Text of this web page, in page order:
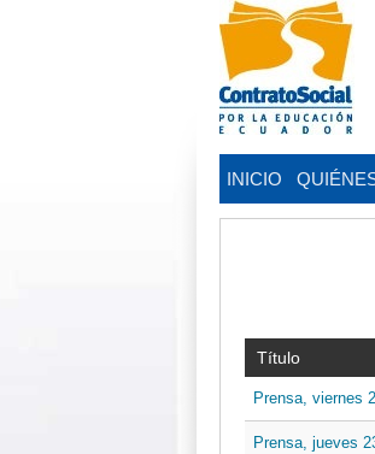
INICIO
Título
Prensa, viernes
Prensa, jueves